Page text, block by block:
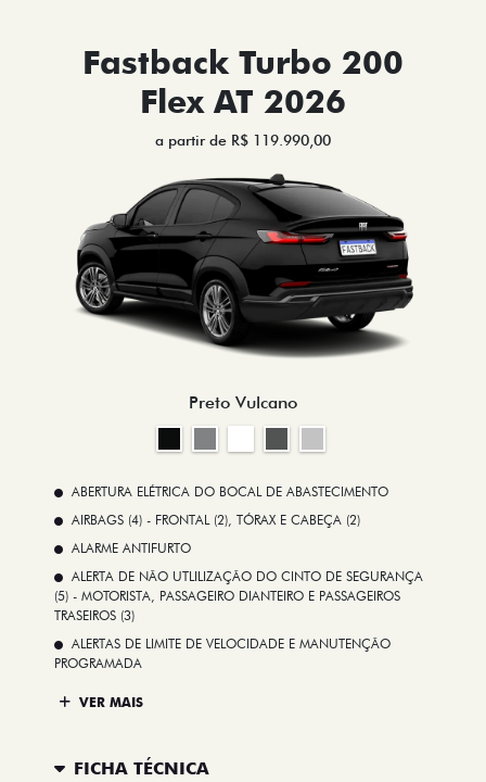
Fastback Turbo 200
Flex AT 2026
a partir de R$ 119.990,00
Preto Vulcano
ABERTURA ELÉTRICA DO BOCAL DE ABASTECIMENTO
AIRBAGS (4) - FRONTAL (2), TÓRAX E CABEÇA (2)
ALARME ANTIFURTO
ALERTA DE NÃO UTLILIZAÇÃO DO CINTO DE SEGURANÇA
(5) - MOTORISTA, PASSAGEIRO DIANTEIRO E PASSAGEIROS
TRASEIROS (3)
ALERTAS DE LIMITE DE VELOCIDADE E MANUTENÇÃO
PROGRAMADA
VER MAIS
FICHA TÉCNICA